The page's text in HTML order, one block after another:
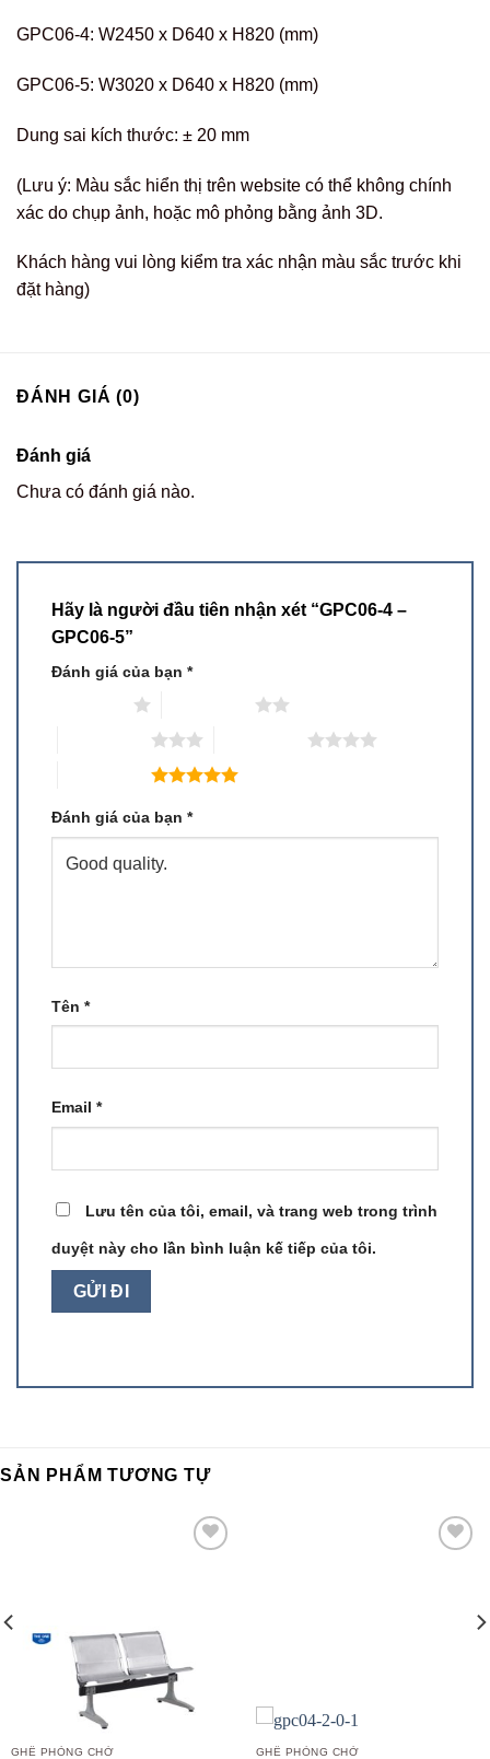
GPC06-4: W2450 x D640 x H820 (mm)
GPC06-5: W3020 x D640 x H820 (mm)
Dung sai kích thước: ± 20 mm
(Lưu ý: Màu sắc hiển thị trên website có thể không chính
xác do chụp ảnh, hoặc mô phỏng bằng ảnh 3D.
Khách hàng vui lòng kiểm tra xác nhận màu sắc trước khi
đặt hàng)
ĐÁNH GIÁ (0)
Đánh giá
Chưa có đánh giá nào.
Hãy là người đầu tiên nhận xét “GPC06-4 –
GPC06-5”
Đánh giá của bạn *
Đánh giá của bạn *
Tên *
Email *
Lưu tên của tôi, email, và trang web trong trình
duyệt này cho lần bình luận kế tiếp của tôi.
SẢN PHẨM TƯƠNG TỰ
GHẾ PHÒNG CHỜ GHẾ PHÒNG CHỜ